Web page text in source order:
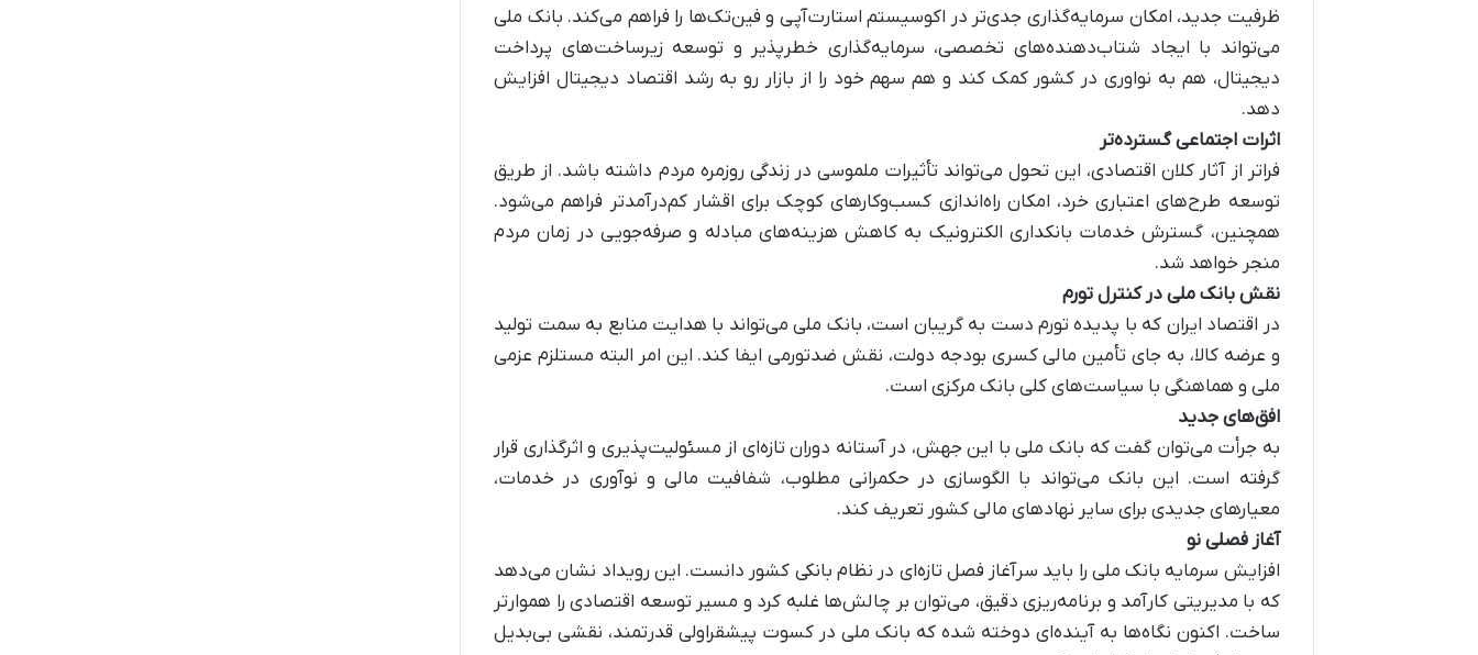
ظرفیت جدید، امکان سرمایه‌گذاری جدی‌تر در اکوسیستم استارت‌آپی و فین‌تک‌ها را فراهم می‌کند. بانک ملی
می‌تواند با ایجاد شتاب‌دهنده‌های تخصصی، سرمایه‌گذاری خطرپذیر و توسعه زیرساخت‌های پرداخت
دیجیتال، هم به نواوری در کشور کمک کند و هم سهم خود را از بازار رو به رشد اقتصاد دیجیتال افزایش
دهد.
اثرات اجتماعی گسترده‌تر
فراتر از آثار کلان اقتصادی، این تحول می‌تواند تأثیرات ملموسی در زندگی روزمره مردم داشته باشد. از طریق
توسعه طرح‌های اعتباری خرد، امکان راه‌اندازی کسب‌وکارهای کوچک برای اقشار کم‌درآمدتر فراهم می‌شود.
همچنین، گسترش خدمات بانکداری الکترونیک به کاهش هزینه‌های مبادله و صرفه‌جویی در زمان مردم
منجر خواهد شد.
نقش بانک ملی در کنترل تورم
در اقتصاد ایران که با پدیده تورم دست به گریبان است، بانک ملی می‌تواند با هدایت منابع به سمت تولید
و عرضه کالا، به جای تأمین مالی کسری بودجه دولت، نقش ضدتورمی ایفا کند. این امر البته مستلزم عزمی
ملی و هماهنگی با سیاست‌های کلی بانک مرکزی است.
افق‌های جدید
به جرأت می‌توان گفت که بانک ملی با این جهش، در آستانه دوران تازه‌ای از مسئولیت‌پذیری و اثرگذاری قرار
گرفته است. این بانک می‌تواند با الگوسازی در حکمرانی مطلوب، شفافیت مالی و نوآوری در خدمات،
معیارهای جدیدی برای سایر نهادهای مالی کشور تعریف کند.
آغاز فصلی نو
افزایش سرمایه بانک ملی را باید سرآغاز فصل تازه‌ای در نظام بانکی کشور دانست. این رویداد نشان می‌دهد
که با مدیریتی کارآمد و برنامه‌ریزی دقیق، می‌توان بر چالش‌ها غلبه کرد و مسیر توسعه اقتصادی را هموارتر
ساخت. اکنون نگاه‌ها به آینده‌ای دوخته شده که بانک ملی در کسوت پیشقراولی قدرتمند، نقشی بی‌بدیل